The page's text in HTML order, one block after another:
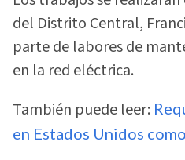
del Distrito Central,
parte de labores de
en la red eléctrica.
También puede leer:
en Estados Unidos